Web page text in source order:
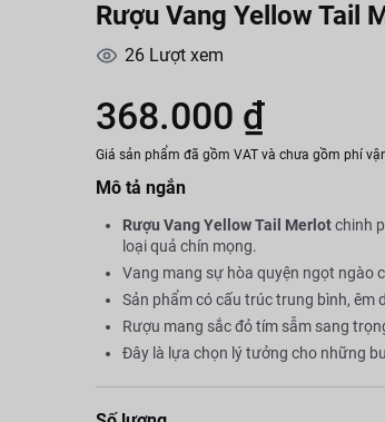
Rượu Vang Yellow Tail
26 Lượt xem
368.000 ₫
Giá sản phẩm đã gồm VAT và chưa gồm phí
Mô tả ngắn
Rượu Vang Yellow Tail Merlotchinh
loại quả chín mọng.
Vang mang sự hòa quyện ngọt ngào
Sản phẩm có cấu trúc trung bình, êm
Rượu mang sắc đỏ tím sẫm sang
Đây là lựa chọn lý tưởng cho những